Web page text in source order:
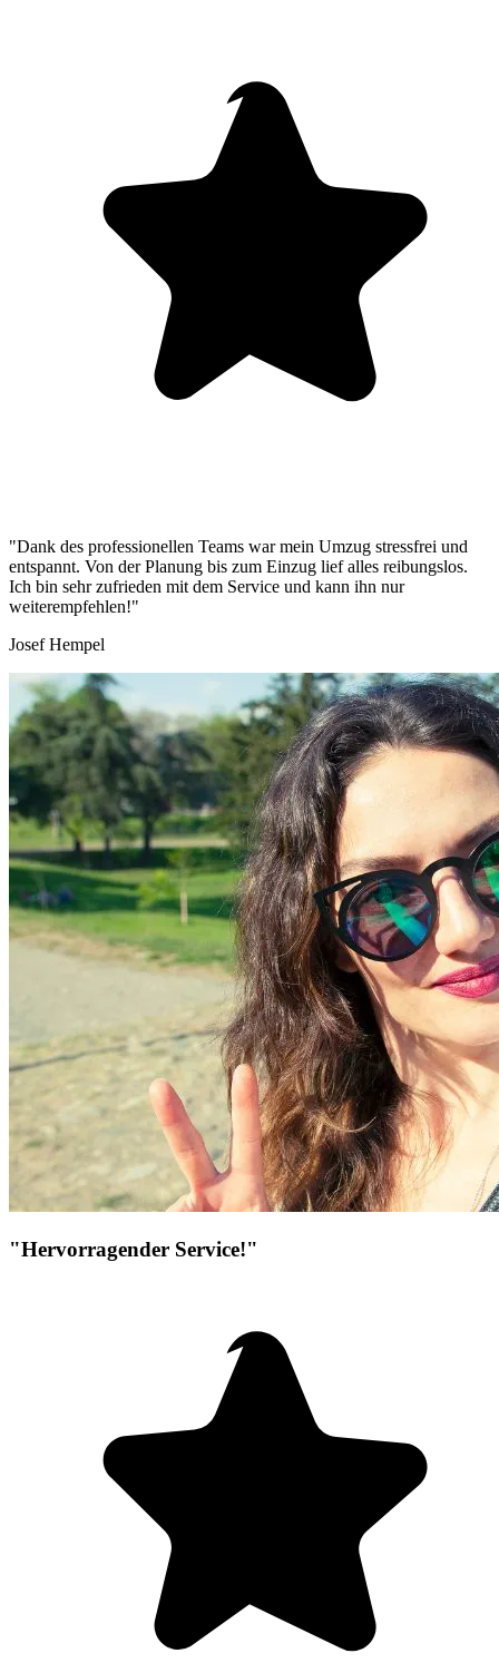
"Dank des professionellen Teams war mein Umzug stressfrei und
entspannt. Von der Planung bis zum Einzug lief alles reibungslos.
Ich bin sehr zufrieden mit dem Service und kann ihn nur
weiterempfehlen!"
Josef Hempel
"Hervorragender Service!"